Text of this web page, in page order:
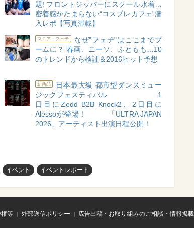
題! フロントジッパーにスクール水着…
密着感がたまらない“コスプレカフェ”潜
入レポ【写真満載】
マニア・フェチ
なぜ"フェチ"はここまでブ
ームに？ 春画、ニーソ、ふともも…10
のトレンドから検証＆2016ヒット予想
新商品
日本最大級 都市型ダンスミュー
ジックフェスティバル 1
日目にZedd B2B Knock2、2日目に
Alessoが登場！ 「ULTRA JAPAN
2026」アーティスト出演日程公開！
イベント イベントレポート
等 外部送信ポリシー
広告出稿・お取り組みのご相談・情報掲